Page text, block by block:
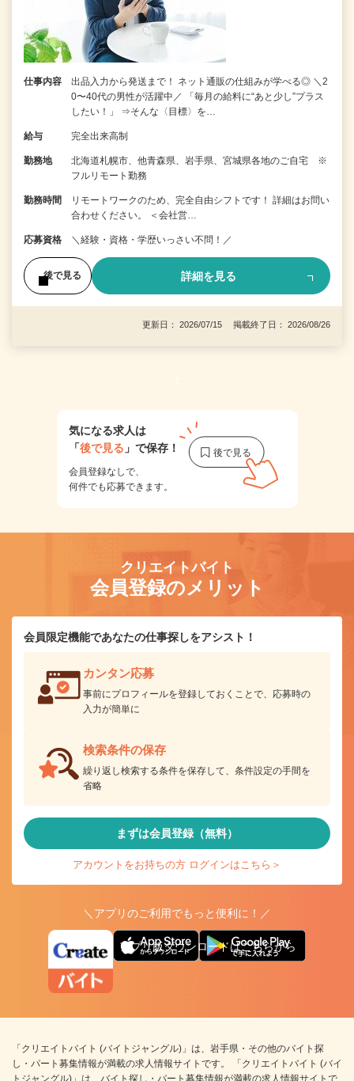
仕事内容
出品入力から発送まで！ ネット通販の仕組みが学べる◎ ＼2
0〜40代の男性が活躍中／ 「毎月の給料に“あと少し”プラス
したい！」 ⇒そんな〈目標〉を…
給与 完全出来高制
勤務地
北海道札幌市、他青森県、岩手県、宮城県各地のご自宅 ※
フルリモート勤務
勤務時間
リモートワークのため、完全自由シフトです！ 詳細はお問い
合わせください。 ＜会社営…
応募資格 ＼経験・資格・学歴いっさい不問！／
後で見る 詳細を見る
更新日： 2026/07/15 掲載終了日： 2026/08/26
1
気になる求人は
「後で見る 」で保存！
会員登録なしで、
何件でも応募できます。
クリエイトバイト
会員登録のメリット
会員限定機能であなたの仕事探しをアシスト！
カンタン応募
事前にプロフィールを登録しておくことで、応募時の
入力が簡単に
検索条件の保存
繰り返し検索する条件を保存して、条件設定の手間を
省略
まずは会員登録（無料）
アカウントをお持ちの方 ログインはこちら＞
＼アプリのご利用でもっと便利に！／
アプリ版ダウンロードはこちらから
「クリエイトバイト (バイトジャングル)」は、岩手県・その他のバイト探
し・パート募集情報が満載の求人情報サイトです。 「クリエイトバイト (バイ
トジャングル)」は、バイト探し・パート募集情報が満載の求人情報サイトで